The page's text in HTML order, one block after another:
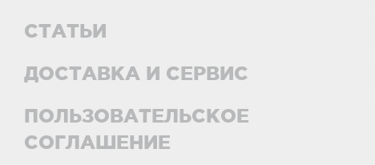
СТАТЬИ
ДОСТАВКА И СЕРВИС
ПОЛЬЗОВАТЕЛЬСКОЕ
СОГЛАШЕНИЕ